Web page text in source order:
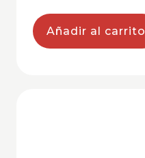
Añadir al carrito